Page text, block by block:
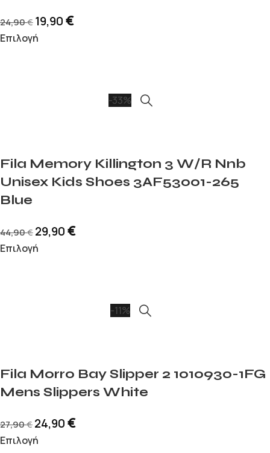
24,90€ 19,90€
Επιλογή
-33%
Fila Memory Killington 3 W/R Nnb
Unisex Kids Shoes 3AF53001-265
Blue
44,90€ 29,90€
Επιλογή
-11%
Fila Morro Bay Slipper 2 1010930-1FG
Mens Slippers White
27,90€ 24,90€
Επιλογή